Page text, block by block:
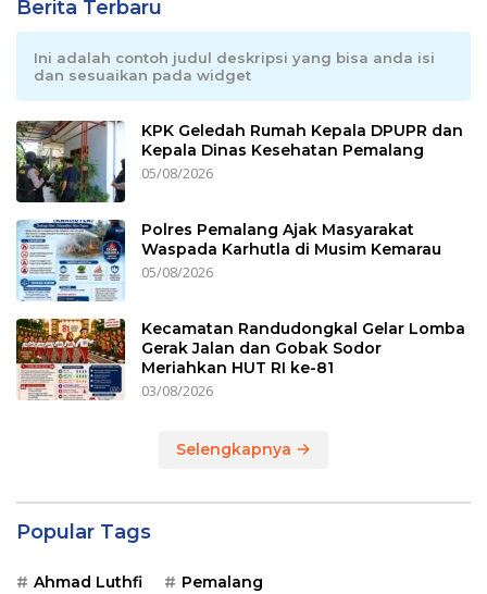
Berita Terbaru
Ini adalah contoh judul deskripsi yang bisa anda isi
dan sesuaikan pada widget
KPK Geledah Rumah Kepala DPUPR dan
Kepala Dinas Kesehatan Pemalang
05/08/2026
Polres Pemalang Ajak Masyarakat
Waspada Karhutla di Musim Kemarau
05/08/2026
Kecamatan Randudongkal Gelar Lomba
Gerak Jalan dan Gobak Sodor
Meriahkan HUT RI ke-81
03/08/2026
Selengkapnya
Popular Tags
Ahmad Luthfi Pemalang